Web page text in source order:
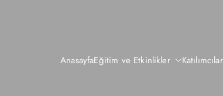
AnasayfaEğitim ve Etkinlikler